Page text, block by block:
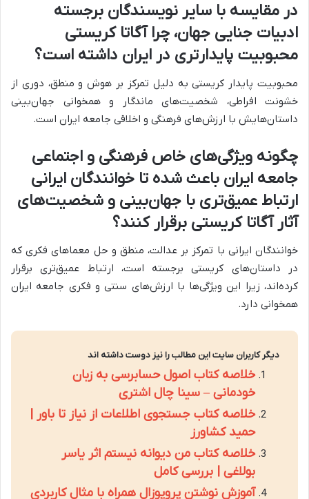
در مقایسه با سایر نویسندگان برجسته
ادبیات جنایی جهان، چرا آگاتا کریستی
محبوبیت پایدارتری در ایران داشته است؟
محبوبیت پایدار کریستی به دلیل تمرکز بر هوش و منطق، دوری از
خشونت افراطی، شخصیت‌های ماندگار و همخوانی جهان‌بینی
داستان‌هایش با ارزش‌های فرهنگی و اخلاقی جامعه ایران است.
چگونه ویژگی‌های خاص فرهنگی و اجتماعی
جامعه ایران باعث شده تا خوانندگان ایرانی
ارتباط عمیق‌تری با جهان‌بینی و شخصیت‌های
آثار آگاتا کریستی برقرار کنند؟
خوانندگان ایرانی با تمرکز بر عدالت، منطق و حل معماهای فکری که
در داستان‌های کریستی برجسته است، ارتباط عمیق‌تری برقرار
کرده‌اند، زیرا این ویژگی‌ها با ارزش‌های سنتی و فکری جامعه ایران
همخوانی دارد.
دیگر کاربران سایت این مطالب را نیز دوست داشته اند
خلاصه کتاب اصول حسابرسی به زبان
خودمانی – سینا چال اشتری
خلاصه کتاب جستجوی اطلاعات از نیاز تا باور |
حمید کشاورز
خلاصه کتاب من دیوانه نیستم اثر یاسر
بولاغی | بررسی کامل
آموزش نوشتن پروپوزال همراه با مثال کاربردی